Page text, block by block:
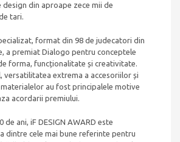
din aproape zece mii de
tari.
format din 98 de judecatori din
a premiat Dialogo pentru conceptele
forma, funcționalitate și creativitate.
versatilitatea extrema a accesoriilor și
au fost principalele motive
acordarii premiului.
de ani, iF DESIGN AWARD este
dintre cele mai bune referinte pentru